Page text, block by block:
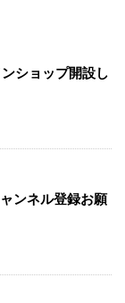
ショップ開設し
ンネル登録お願